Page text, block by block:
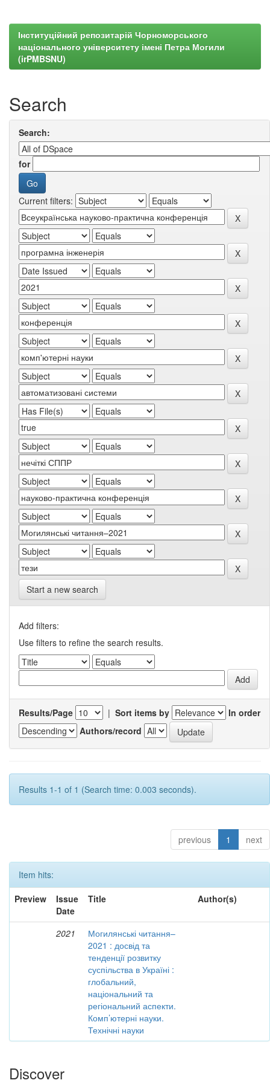
Інституційний репозитарій Чорноморського
національного університету імені Петра Могили
(irPMBSNU)
Search
Search:
for
Current filters:
Start a new search
Add filters:
Use filters to refine the search results.
Results/Page | Sort items by
In order
Authors/record
Results 1-1 of 1 (Search time: 0.003 seconds).
previous 1 next
Item hits:
Preview
Issue
Date
Title Author(s)
2021
Могилянські читання–
2021 : досвід та
тенденції розвитку
суспільства в Україні :
глобальний,
національний та
регіональний аспекти.
Комп’ютерні науки.
Технічні науки
Discover